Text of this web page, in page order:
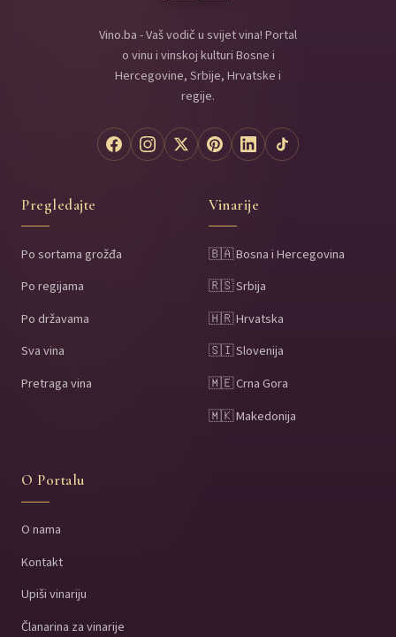
Vino.ba - Vaš vodič u svijet vina! Portal
o vinu i vinskoj kulturi Bosne i
Hercegovine, Srbije, Hrvatske i
regije.
Pregledajte
Po sortama grožđa
Po regijama
Po državama
Sva vina
Pretraga vina
Vinarije
🇧🇦 Bosna i Hercegovina
🇷🇸 Srbija
🇭🇷 Hrvatska
🇸🇮 Slovenija
🇲🇪 Crna Gora
🇲🇰 Makedonija
O Portalu
O nama
Kontakt
Upiši vinariju
Članarina za vinarije